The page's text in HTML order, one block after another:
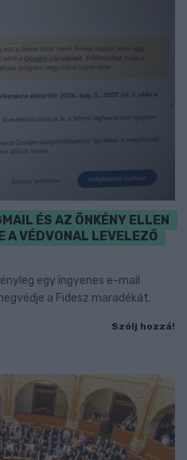
ÉS AZ ÖNKÉNY ELLEN
A VÉDVONAL LEVELEZŐ
egy ingyenes e-mail
a Fidesz maradékát.
Szólj hozzá!